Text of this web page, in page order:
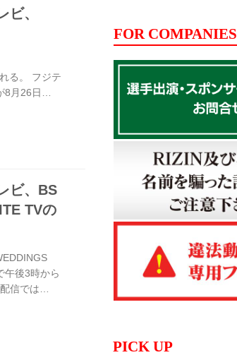
、
る。 フジテ
8月26日
ジ 放送詳
～ 14時55
ビ、BS
TVの
午後3時から
信では
そして地上
、またBSフ
FOR COMPANIES
PICK UP